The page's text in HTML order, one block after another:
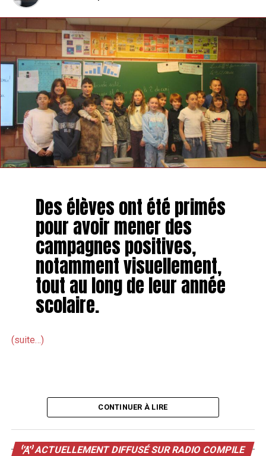
Des élèves ont été primés
pour avoir mener des
campagnes positives,
notamment visuellement,
tout au long de leur année
scolaire.
(suite…)
CONTINUER À LIRE
ACTUELLEMENT DIFFUSÉ SUR RADIO COMPILE